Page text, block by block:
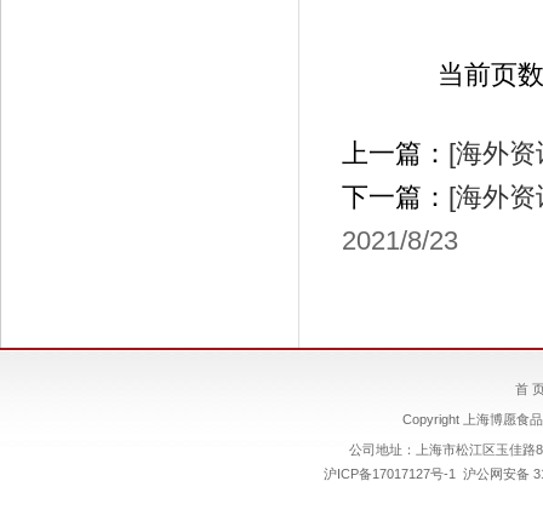
当前页
上一篇： [海外
下一篇： [海外资
2021/8/23
首
Copyright 上海博愿食
公司地址：上海市松江区玉佳路
沪ICP备17017127号-1
沪公网安备